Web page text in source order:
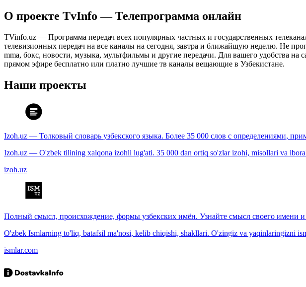
О проекте TvInfo — Телепрограмма онлайн
TVinfo.uz — Программа передач всех популярных частных и государственных
телевизионных передач на все каналы на сегодня, завтра и ближайшую неделю. Не
mma, бокс, новости, музыка, мультфильмы и другие передачи. Для вашего удобства на
прямом эфире бесплатно или платно лучшие тв каналы вещающие в Узбекистане.
Наши проекты
Izoh.uz — Толковый словарь узбекского языка. Более 35 000 слов с определениями,
Izoh.uz — O'zbek tilining xalqona izohli lug'ati. 35 000 dan ortiq so'zlar izohi, misollari va
izoh.uz
Полный смысл, происхождение, формы узбекских имён. Узнайте смысл своего имени
O'zbek Ismlarning to'liq, batafsil ma'nosi, kelib chiqishi, shakllari. O'zingiz va yaqinlaringizni
ismlar.com